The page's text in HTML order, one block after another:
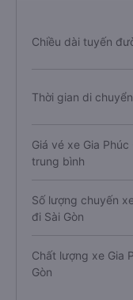
Chiều dài tuyến
Thời gian di chuyển
Giá vé xe Gia
trung bình
Số lượng chuyến
đi Sài Gòn
Chất lượng xe Gia
Gòn